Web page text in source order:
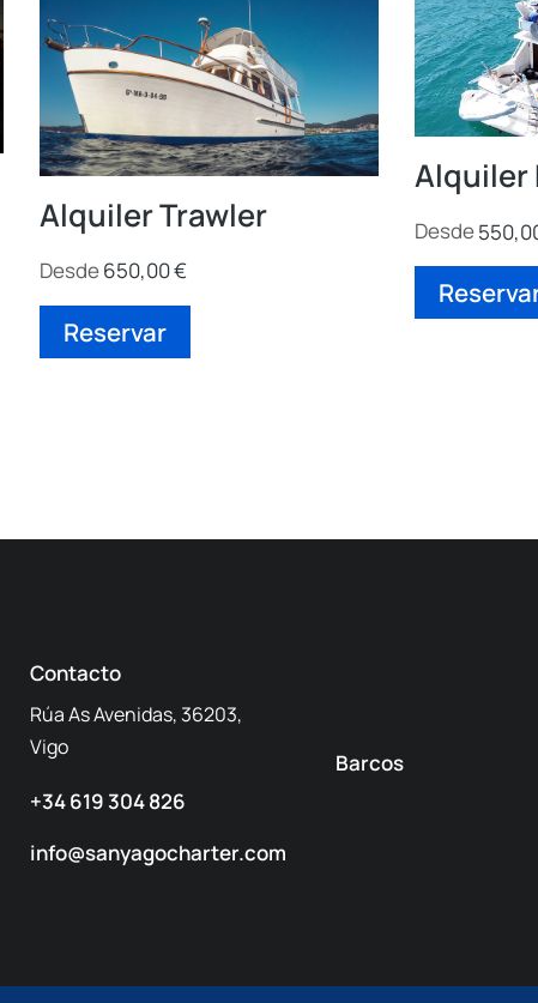
Alquiler Trawler
Desde650,00€
Reservar
Alquiler
Desde
Contacto
Rúa As Avenidas, 36203,
Vigo
+34 619 304 826
info@sanyagocharter.com
Barcos